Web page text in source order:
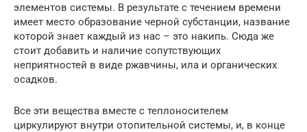
элементов системы. В результате с течением времени
имеет место образование черной субстанции, название
которой знает каждый из нас – это накипь. Сюда же
стоит добавить и наличие сопутствующих
неприятностей в виде ржавчины, ила и органических
осадков.
Все эти вещества вместе с теплоносителем
циркулируют внутри отопительной системы, и, в конце